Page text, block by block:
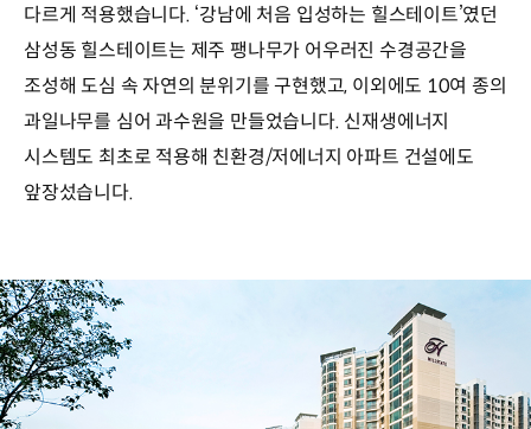
다르게 적용했습니다. ‘강남에 처음 입성하는 힐스테이트’였던
삼성동 힐스테이트는 제주 팽나무가 어우러진 수경공간을
조성해 도심 속 자연의 분위기를 구현했고, 이외에도 10여 종의
과일나무를 심어 과수원을 만들었습니다. 신재생에너지
시스템도 최초로 적용해 친환경/저에너지 아파트 건설에도
앞장섰습니다.